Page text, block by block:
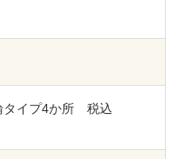
送修理）
タイプ4か所 税込